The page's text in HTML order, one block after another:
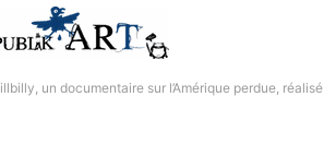
un documentaire sur l’Amérique perdue,